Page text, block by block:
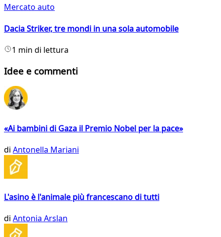
Mercato auto
Dacia Striker, tre mondi in una sola automobile
1 min di lettura
Idee e commenti
«Ai bambini di Gaza il Premio Nobel per la pace»
di Antonella Mariani
L'asino è l'animale più francescano di tutti
di Antonia Arslan